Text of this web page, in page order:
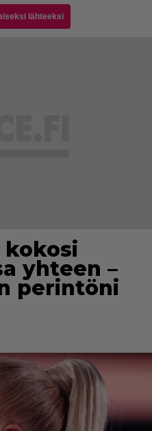
lähteeksi
kokosi
yhteen –
perintöni